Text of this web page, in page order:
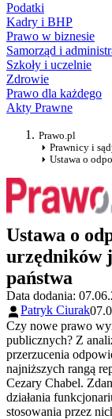
Podatki
Kadry i BHP
Prawo w biznesie
Samorząd i
Szkoły i uczelnie
Zdrowie
Prawo dla każdego
Akty Prawne
Prawo.pl
Prawnicy i
Ustawa o
Ustawa o
urzędników
państwa
Data dodania:
Patryk Ciurak
Czy nowe prawo
publicznych? Z
przerzucenia
najniższych rangą
Cezary Chabel.
działania
stosowania przez